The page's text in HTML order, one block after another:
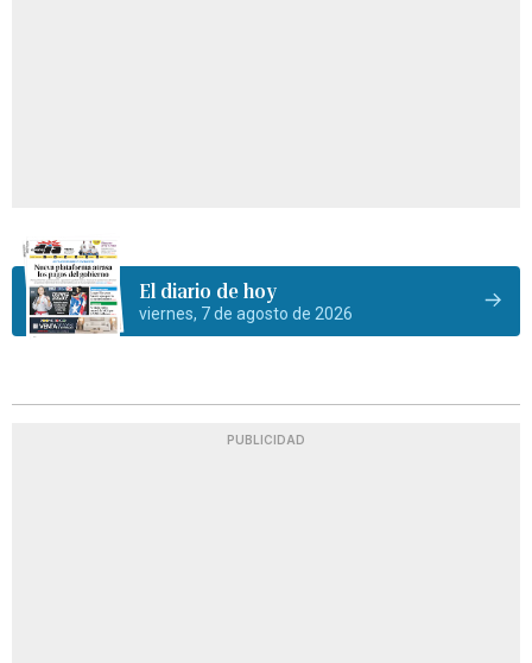
El diario de hoy
viernes, 7 de agosto de 2026
PUBLICIDAD